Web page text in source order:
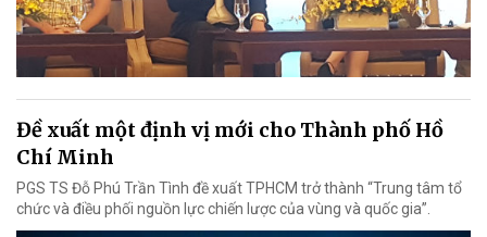
Đề xuất một định vị mới cho Thành phố Hồ
Chí Minh
PGS TS Đỗ Phú Trần Tình đề xuất TPHCM trở thành “Trung tâm tổ
chức và điều phối nguồn lực chiến lược của vùng và quốc gia”.